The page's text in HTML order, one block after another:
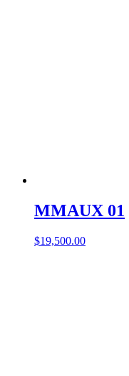
MMAUX 01
$19,500.00